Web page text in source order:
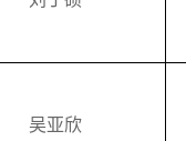
吴亚欣